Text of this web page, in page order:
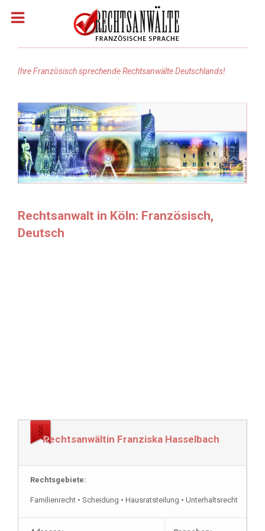
Homepage
Rechtsanwälte: Französisch
Rechtsanwälte: Arabisch
Rechtsanwälte: Türkisch
Ihre Französisch sprechende Rechtsanwälte Deutschlands!
Rechtsanwalt in Köln: Französisch,
Deutsch
Rechtsanwältin Franziska Hasselbach
Rechtsgebiete:
Familienrecht • Scheidung • Hausratsteilung • Unterhaltsrecht